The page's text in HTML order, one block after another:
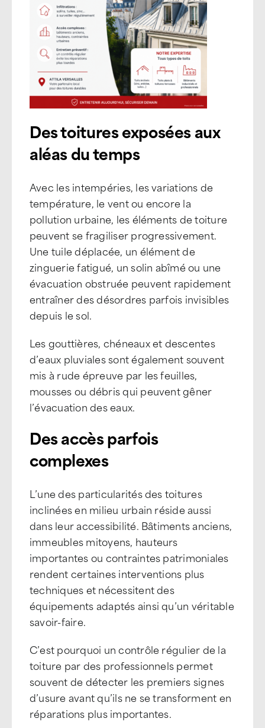
Des toitures exposées aux
aléas du temps
Avec les intempéries, les variations de
température, le vent ou encore la
pollution urbaine, les éléments de toiture
peuvent se fragiliser progressivement.
Une tuile déplacée, un élément de
zinguerie fatigué, un solin abîmé ou une
évacuation obstruée peuvent rapidement
entraîner des désordres parfois invisibles
depuis le sol.
Les gouttières, chéneaux et descentes
d’eaux pluviales sont également souvent
mis à rude épreuve par les feuilles,
mousses ou débris qui peuvent gêner
l’évacuation des eaux.
Des accès parfois
complexes
L’une des particularités des toitures
inclinées en milieu urbain réside aussi
dans leur accessibilité. Bâtiments anciens,
immeubles mitoyens, hauteurs
importantes ou contraintes patrimoniales
rendent certaines interventions plus
techniques et nécessitent des
équipements adaptés ainsi qu’un véritable
savoir-faire.
C’est pourquoi un contrôle régulier de la
toiture par des professionnels permet
souvent de détecter les premiers signes
d’usure avant qu’ils ne se transforment en
réparations plus importantes.